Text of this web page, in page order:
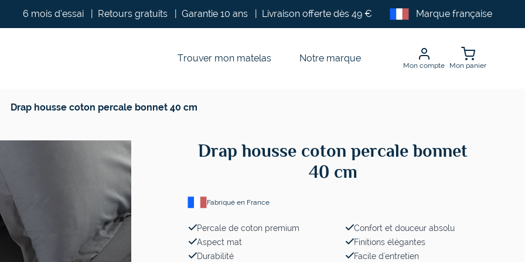
6 mois d’essai Retours gratuits Garantie 10 ans Livraison offerte dès 49 € Marque française
Trouver mon matelas Notre marque
Mon compte Mon panier
Drap housse coton percale bonnet 40 cm
Drap housse coton percale bonnet
40 cm
Fabriqué en France
Percale de coton premium
Confort et douceur absolu
Aspect mat
Finitions élégantes
Durabilité
Facile d'entretien